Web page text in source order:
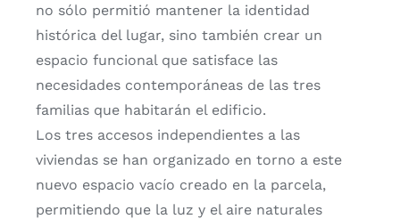
no sólo permitió mantener la identidad
histórica del lugar, sino también crear un
espacio funcional que satisface las
necesidades contemporáneas de las tres
familias que habitarán el edificio.
Los tres accesos independientes a las
viviendas se han organizado en torno a este
nuevo espacio vacío creado en la parcela,
permitiendo que la luz y el aire naturales